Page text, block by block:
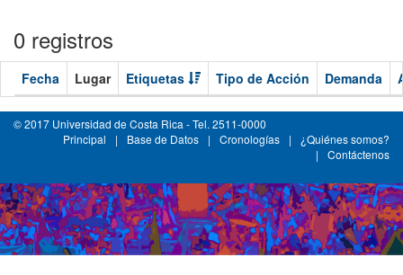
0 registros
Fecha Lugar Etiquetas Tipo de Acción Demanda
© 2017 Universidad de Costa Rica - Tel. 2511-0000
Principal
| Base de Datos | Cronologías |
¿Quiénes somos?
|
Contáctenos